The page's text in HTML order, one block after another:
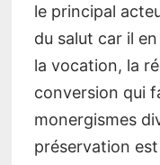
le principal
du salut car il
la vocation, la
conversion qui
monergismes
préservation